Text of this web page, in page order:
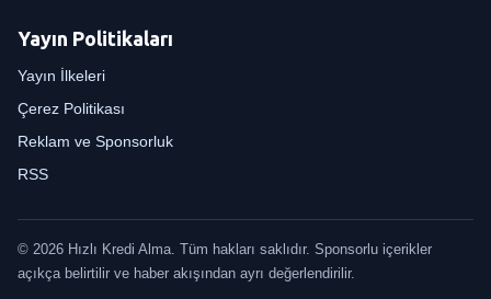
Yayın Politikaları
Yayın İlkeleri
Çerez Politikası
Reklam ve Sponsorluk
RSS
© 2026 Hızlı Kredi Alma. Tüm hakları saklıdır. Sponsorlu içerikler
açıkça belirtilir ve haber akışından ayrı değerlendirilir.